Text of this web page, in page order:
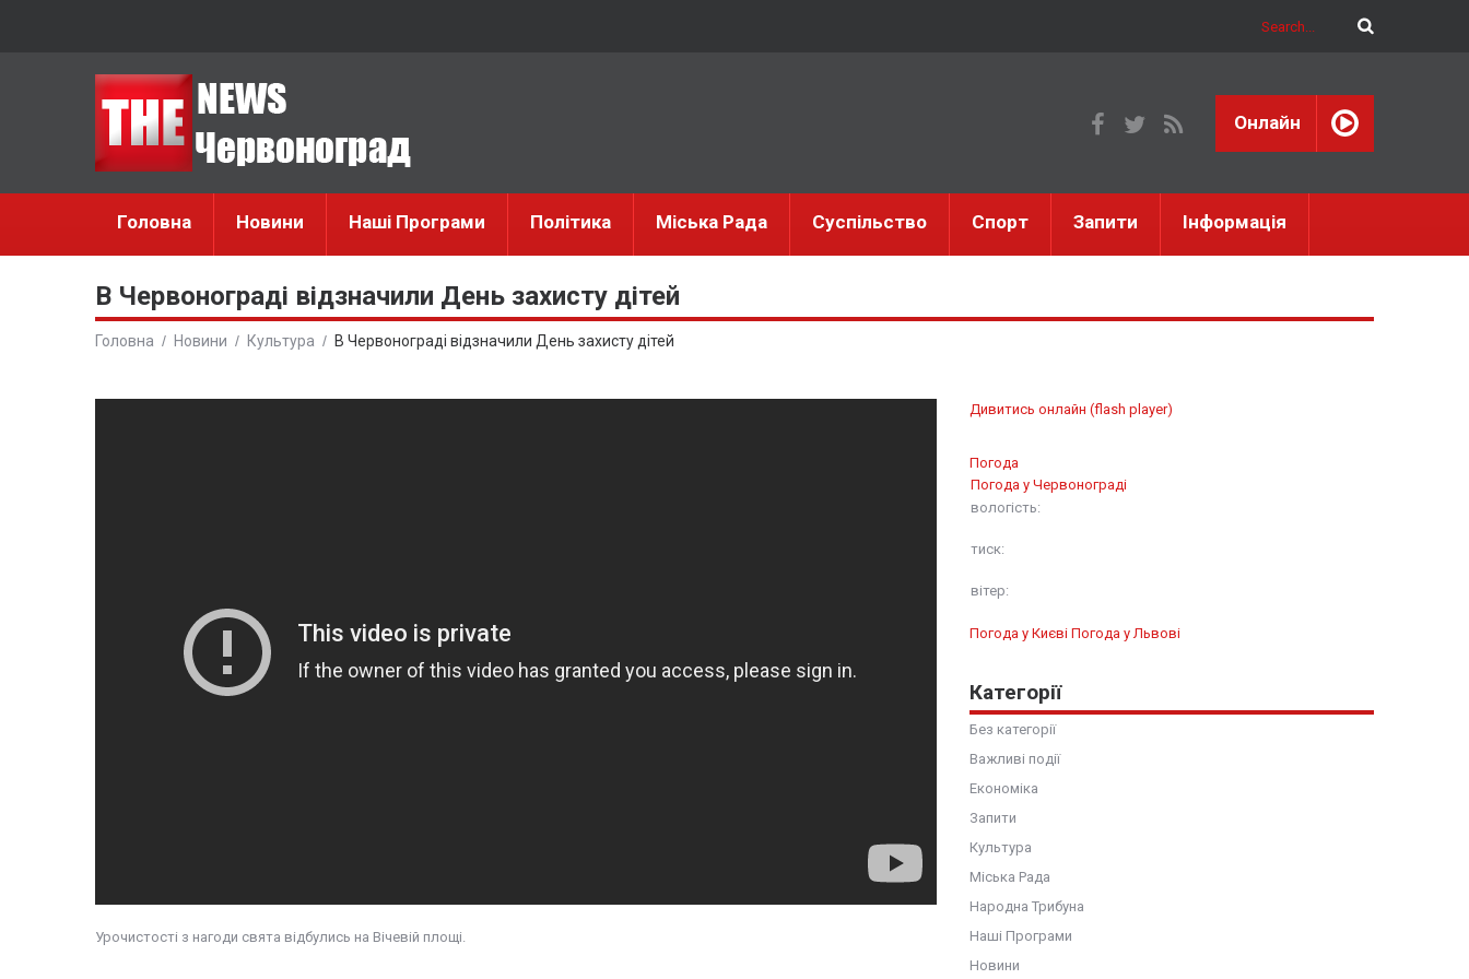
Онлайн
Головна Новини Наші Програми Політика Міська Рада Суспільство Спорт Запити Інформація
В Червонограді відзначили День захисту дітей
Головна Новини Культура В Червонограді відзначили День захисту дітей
Урочистості з нагоди свята відбулись на Вічевій площі.
Дивитись онлайн (flash player)
Погода
Погода у Червонограді
вологість:
тиск:
вітер:
Погода у Києві Погода у Львові
Категорії
Без категорії
Важливі події
Економіка
Запити
Культура
Міська Рада
Народна Трибуна
Наші Програми
Новини